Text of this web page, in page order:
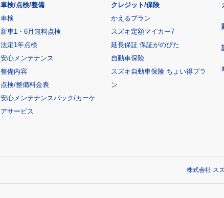
車検/点検/整備
車検
新車1・6月無料点検
法定1年点検
安心メンテナンス
整備内容
点検/整備料金表
安心メンテナンスパック/カーケ
アサービス
クレジット/保険
かえるプラン
スズキ定額マイカー7
延長保証 保証がのびた
自動車保険
スズキ自動車保険 ちょい得プラ
ン
株式会社 ス